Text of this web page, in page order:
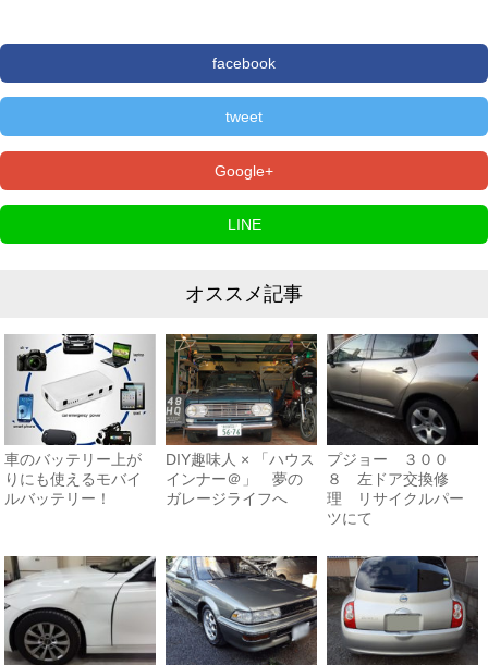
facebook
tweet
Google+
LINE
オススメ記事
車のバッテリー上が
りにも使えるモバイ
ルバッテリー！
DIY趣味人 × 「ハウス
インナー＠」 夢の
ガレージライフへ
プジョー ３００
８ 左ドア交換修
理 リサイクルパー
ツにて